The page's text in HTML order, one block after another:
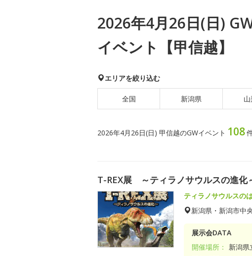
2026年4月26日(日)
イベント【甲信越】
エリアを絞り込む
全国 新潟県
2026年4月26日(日) 甲信越のGWイベント 108
T-REX展 ～ティラノサウルスの進化
ティラノサウルスの
新潟県・新潟市中
展示会DATA
開催場所：
新潟